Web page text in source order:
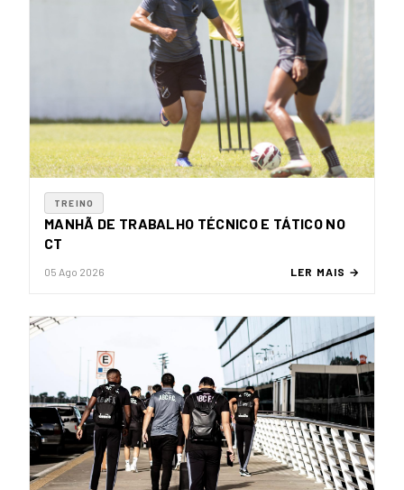
TREINO
MANHÃ DE TRABALHO TÉCNICO E TÁTICO NO
CT
05 Ago 2026 LER MAIS →